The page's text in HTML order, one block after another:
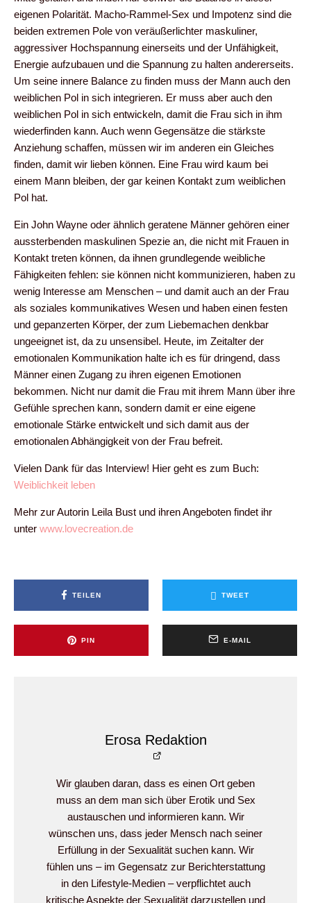
eigenen Polarität. Macho-Rammel-Sex und Impotenz sind die
beiden extremen Pole von veräußerlichter maskuliner,
aggressiver Hochspannung einerseits und der Unfähigkeit,
Energie aufzubauen und die Spannung zu halten andererseits.
Um seine innere Balance zu finden muss der Mann auch den
weiblichen Pol in sich integrieren. Er muss aber auch den
weiblichen Pol in sich entwickeln, damit die Frau sich in ihm
wiederfinden kann. Auch wenn Gegensätze die stärkste
Anziehung schaffen, müssen wir im anderen ein Gleiches
finden, damit wir lieben können. Eine Frau wird kaum bei
einem Mann bleiben, der gar keinen Kontakt zum weiblichen
Pol hat.
Ein John Wayne oder ähnlich geratene Männer gehören einer
aussterbenden maskulinen Spezie an, die nicht mit Frauen in
Kontakt treten können, da ihnen grundlegende weibliche
Fähigkeiten fehlen: sie können nicht kommunizieren, haben zu
wenig Interesse am Menschen – und damit auch an der Frau
als soziales kommunikatives Wesen und haben einen festen
und gepanzerten Körper, der zum Liebemachen denkbar
ungeeignet ist, da zu unsensibel. Heute, im Zeitalter der
emotionalen Kommunikation halte ich es für dringend, dass
Männer einen Zugang zu ihren eigenen Emotionen
bekommen. Nicht nur damit die Frau mit ihrem Mann über ihre
Gefühle sprechen kann, sondern damit er eine eigene
emotionale Stärke entwickelt und sich damit aus der
emotionalen Abhängigkeit von der Frau befreit.
Vielen Dank für das Interview! Hier geht es zum Buch:
Weiblichkeit leben
Mehr zur Autorin Leila Bust und ihren Angeboten findet ihr
unter www.lovecreation.de
TEILEN TWEET
PIN E-MAIL
Erosa Redaktion
Wir glauben daran, dass es einen Ort geben
muss an dem man sich über Erotik und Sex
austauschen und informieren kann. Wir
wünschen uns, dass jeder Mensch nach seiner
Erfüllung in der Sexualität suchen kann. Wir
fühlen uns – im Gegensatz zur Berichterstattung
in den Lifestyle-Medien – verpflichtet auch
kritische Aspekte der Sexualität darzustellen und